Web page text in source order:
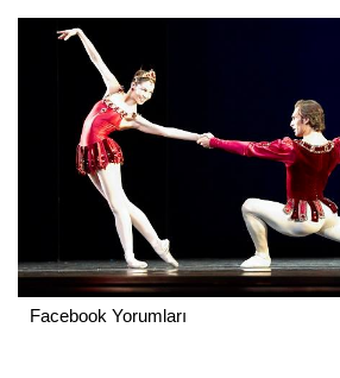
Facebook Yorumları